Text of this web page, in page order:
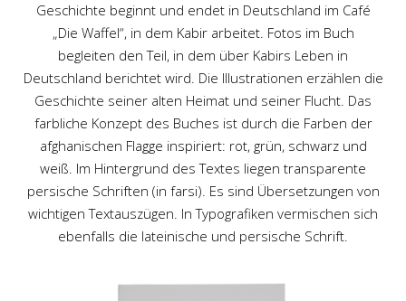
Geschichte beginnt und endet in Deutschland im Café
„Die Waffel“, in dem Kabir arbeitet. Fotos im Buch
begleiten den Teil, in dem über Kabirs Leben in
Deutschland berichtet wird. Die Illustrationen erzählen die
Geschichte seiner alten Heimat und seiner Flucht. Das
farbliche Konzept des Buches ist durch die Farben der
afghanischen Flagge inspiriert: rot, grün, schwarz und
weiß. Im Hintergrund des Textes liegen transparente
persische Schriften (in farsi). Es sind Übersetzungen von
wichtigen Textauszügen. In Typografiken vermischen sich
ebenfalls die lateinische und persische Schrift.